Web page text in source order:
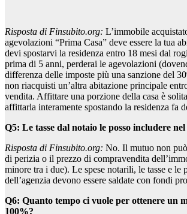
Risposta di Finsubito.org: L’immobile
agevolazioni “Prima Casa” deve essere la tua
devi spostarvi la residenza entro 18 mesi dal
prima di 5 anni, perderai le agevolazioni
differenza delle imposte più una sanzione del
non riacquisti un’altra abitazione principale
vendita. Affittare una porzione della casa è
affittarla interamente spostando la residenza fa
Q5: Le tasse dal notaio le posso includere
Risposta di Finsubito.org: No. Il mutuo non
di perizia o il prezzo di compravendita
minore tra i due). Le spese notarili, le tasse e le
dell’agenzia devono essere saldate con fondi
Q6: Quanto tempo ci vuole per ottenere un
100%?